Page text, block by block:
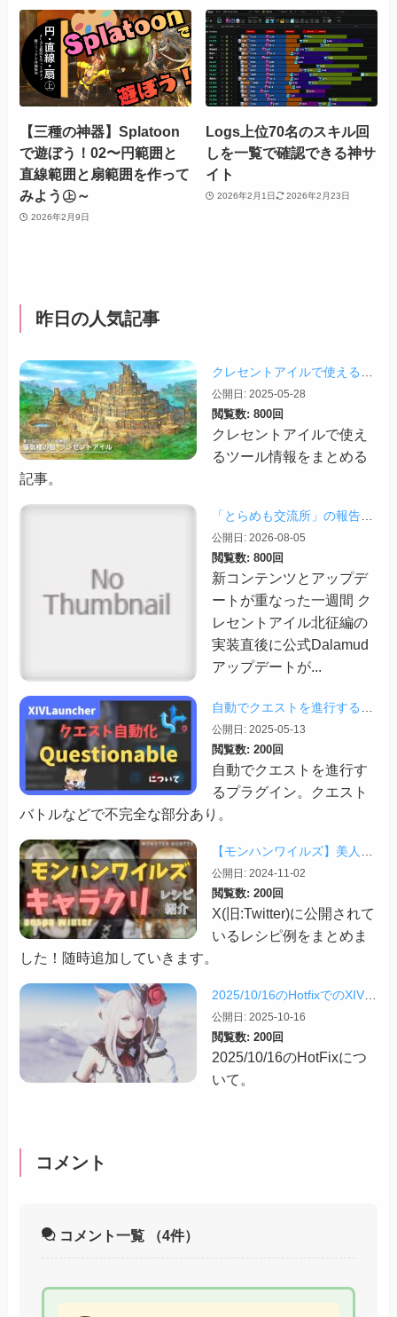
【三種の神器】Splatoon
で遊ぼう！02〜円範囲と
直線範囲と扇範囲を作って
みよう㊤～
2026年2月9日
Logs上位70名のスキル回
しを一覧で確認できる神サ
イト
2026年2月1日 2026年2月23日
昨日の人気記事
公開日: 2025-05-28
閲覧数: 800回
クレセントアイルで使え
るツール情報をまとめる
記事。
「とらめも交流所」の報告 2026/08/03
公開日: 2026-08-05
閲覧数: 800回
新コンテンツとアップデ
ートが重なった一週間 ク
レセントアイル北征編の
実装直後に公式Dalamud
アップデートが...
公開日: 2025-05-13
閲覧数: 200回
自動でクエストを進行す
るプラグイン。クエスト
バトルなどで不完全な部分あり。
公開日: 2024-11-02
閲覧数: 200回
X(旧:Twitter)に公開されて
いるレシピ例をまとめま
した！随時追加していきます。
2025/10/16のHotfixでのXIVLauncherなどツールの話
公開日: 2025-10-16
閲覧数: 200回
2025/10/16のHotFixにつ
いて。
コメント
コメント一覧 （4件）